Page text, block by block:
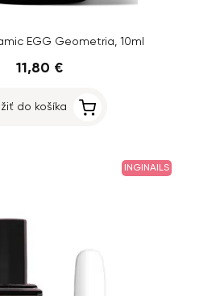
EGG Geometria, 10ml
11,80 €
do košíka
INGINAILS